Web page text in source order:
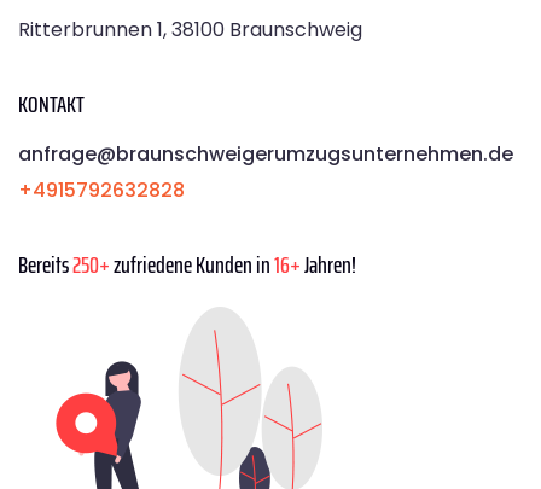
Ritterbrunnen 1, 38100 Braunschweig
KONTAKT
anfrage@braunschweigerumzugsunternehmen.de
+4915792632828
Bereits250+zufriedene Kunden in16+Jahren!